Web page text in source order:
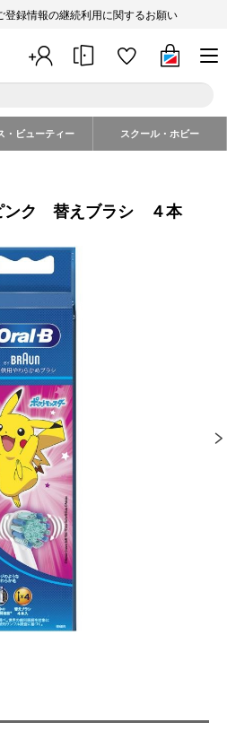
登録情報の継続利用に関するお願い
・ビューティー スクール・ホビー
ンク 替えブラシ ４本